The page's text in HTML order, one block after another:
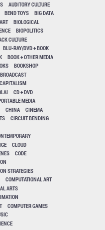
AUDITORY CULTURE
BEND TOYS
BIG DATA
BIOLOGICAL
BIOPOLITICS
CULTURE
BLU-RAY/DVD + BOOK
BOOK + OTHER MEDIA
BOOKSHOP
BROADCAST
CAPITALISM
CD + DVD
MEDIA
CHINA
CINEMA
CIRCUIT BENDING
CLOUD
CODE
STRATEGIES
COMPUTATIONAL ART
ARTS
COMPUTER GAMES